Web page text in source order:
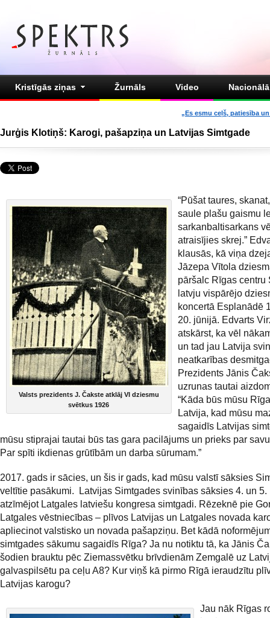
Kristīgās ziņas Žurnāls Video
„Es esmu ceļš, patiesība
Jurģis Klotiņš: Karogi, pašapziņa un Latvijas Simtgade
Valsts prezidents J. Čakste atklāj VI dziesmu
svētkus 1926
“Pūšat taures,
saule plašu gaismu
sarkanbaltisarkans
atraisījies skrej.”
klausās, kā viņa
Jāzepa Vītola
pāršalc Rīgas centru
latvju vispārējo
koncertā Esplanādē
20. jūnijā. Edvarts
atskārst, ka vēl
un tad jau Latvija
neatkarības
Prezidents Jānis
uzrunas tautai
“Kāda būs mūsu
Latvija, kad mūsu
sagaidīs Latvijas
mūsu stiprajai tautai būs tas gara pacilājums un prieks par
Par spīti ikdienas grūtībām un darba sūrumam.”
2017. gads ir sācies, un šis ir gads, kad mūsu valstī sāksies
veltītie pasākumi. Latvijas Simtgades svinības sāksies 4. un 5.
atzīmējot Latgales latviešu kongresa simtgadi. Rēzeknē pie
Latgales vēstniecības – plīvos Latvijas un Latgales novada
apliecinot valstisko un novada pašapziņu. Bet kādā
simtgades sākumu sagaidīs Rīga? Ja nu notiktu tā, ka Jānis
šodien brauktu pēc Ziemassvētku brīvdienām Zemgalē uz
galvaspilsētu pa ceļu A8? Kur viņš kā pirmo Rīgā ieraudzītu
Latvijas karogu?
Jau nāk Rīgas